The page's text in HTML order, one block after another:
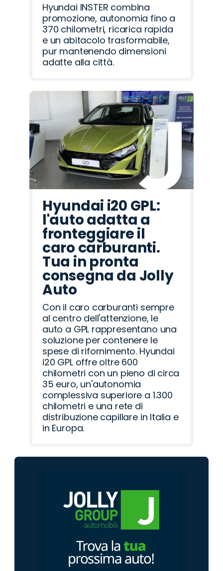
Hyundai INSTER combina
promozione, autonomia fino a
370 chilometri, ricarica rapida
e un abitacolo trasformabile,
pur mantenendo dimensioni
adatte alla città.
Hyundai i20 GPL:
l'auto adatta a
fronteggiare il
caro carburanti.
Tua in pronta
consegna da Jolly
Auto
Con il caro carburanti sempre
al centro dell'attenzione, le
auto a GPL rappresentano una
soluzione per contenere le
spese di rifornimento. Hyundai
i20 GPL offre oltre 600
chilometri con un pieno di circa
35 euro, un'autonomia
complessiva superiore a 1.300
chilometri e una rete di
distribuzione capillare in Italia e
in Europa.